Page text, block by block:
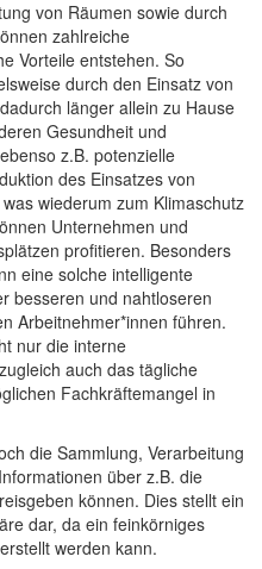
von Räumen sowie durch
zahlreiche
Vorteile entstehen. So
durch den Einsatz von
länger allein zu Hause
Gesundheit und
z.B. potenzielle
des Einsatzes von
wiederum zum Klimaschutz
Unternehmen und
profitieren. Besonders
eine solche intelligente
besseren und nahtloseren
Arbeitnehmer*innen führen.
nur die interne
auch das tägliche
Fachkräftemangel in
die Sammlung, Verarbeitung
über z.B. die
können. Dies stellt ein
dar, da ein feinkörniges
werden kann.